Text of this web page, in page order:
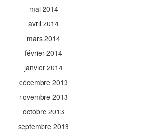
mai 2014
avril 2014
mars 2014
février 2014
janvier 2014
décembre 2013
novembre 2013
octobre 2013
septembre 2013